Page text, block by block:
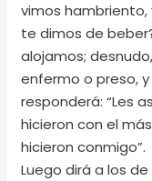
vimos
te dimos de
alojamos;
enfermo o preso, y
responderá: “Les
hicieron con el
hicieron conmigo”.
Luego dirá a los